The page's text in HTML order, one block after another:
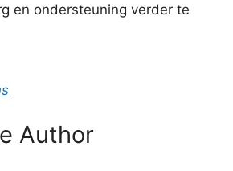
en ondersteuning verder te
Author